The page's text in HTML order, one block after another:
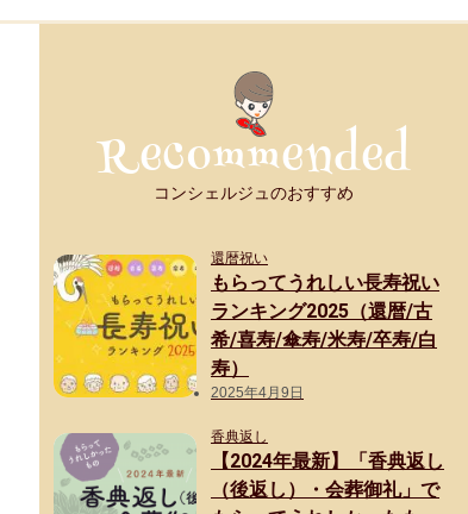
コンシェルジュのおすすめ
還暦祝い
もらってうれしい長寿祝い
ランキング2025（還暦/古
希/喜寿/傘寿/米寿/卒寿/白
寿）
2025年4月9日
香典返し
【2024年最新】「香典返し
（後返し）・会葬御礼」で